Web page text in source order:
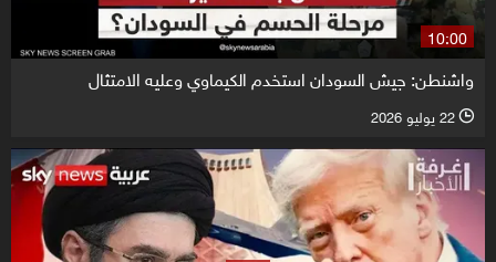
10:00
واشنطن: جيش السودان استخدم الكيماوي وعليه الامتثال
l 22 يوليو 2026